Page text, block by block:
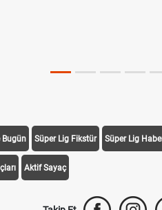
Bugün Süper Lig Fikstür Süper Lig
Aktif Sayaç